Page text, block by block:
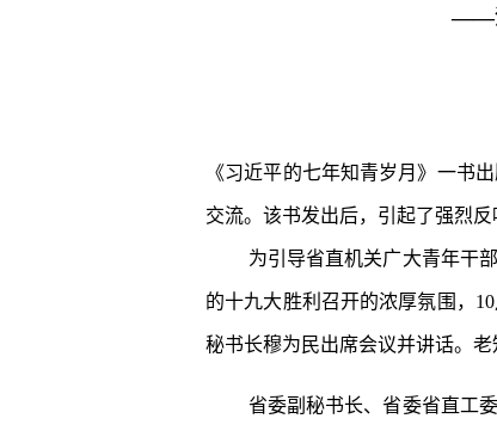
——
《习近平的七年知青岁月》一书
交流。该书发出后，引起了强烈反
为引导省直机关广大青年干
的十九大胜利召开的浓厚氛围，
秘书长穆为民出席会议并讲话。
省委副秘书长、省委省直工